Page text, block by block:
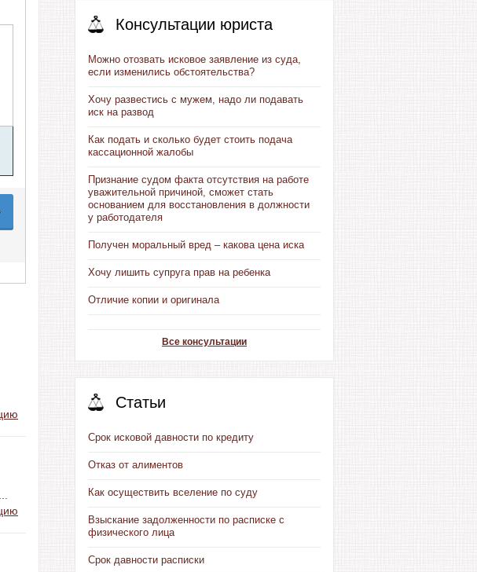
Консультации юриста
Можно отозвать исковое заявление из суда,
если изменились обстоятельства?
Хочу развестись с мужем, надо ли подавать
иск на развод
Как подать и сколько будет стоить подача
кассационной жалобы
Признание судом факта отсутствия на работе
уважительной причиной, сможет стать
основанием для восстановления в должности
у работодателя
Получен моральный вред – какова цена иска
Хочу лишить супруга прав на ребенка
Отличие копии и оригинала
Все консультации
Статьи
Срок исковой давности по кредиту
Отказ от алиментов
Как осуществить вселение по суду
Взыскание задолженности по расписке с
физического лица
Срок давности расписки